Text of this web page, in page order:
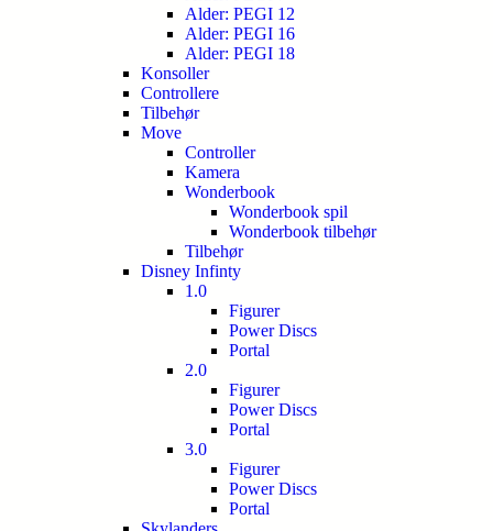
Alder: PEGI 12
Alder: PEGI 16
Alder: PEGI 18
Konsoller
Controllere
Tilbehør
Move
Controller
Kamera
Wonderbook
Wonderbook spil
Wonderbook tilbehør
Tilbehør
Disney Infinty
1.0
Figurer
Power Discs
Portal
2.0
Figurer
Power Discs
Portal
3.0
Figurer
Power Discs
Portal